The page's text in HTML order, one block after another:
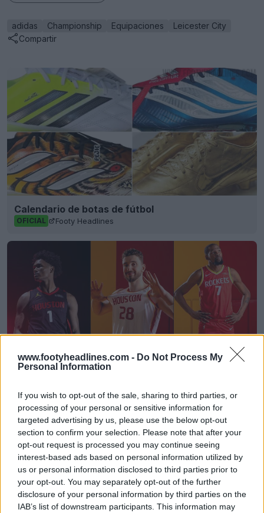
www.footyheadlines.com - Do Not Process My
Personal Information
If you wish to opt-out of the sale, sharing to third parties, or
processing of your personal or sensitive information for
targeted advertising by us, please use the below opt-out
section to confirm your selection. Please note that after your
opt-out request is processed you may continue seeing
interest-based ads based on personal information utilized by
us or personal information disclosed to third parties prior to
your opt-out. You may separately opt-out of the further
disclosure of your personal information by third parties on the
IAB’s list of downstream participants. This information may
adidas Championship Equipaciones
Leicester City
Compartir
Calendario de botas de fútbol
OFICIAL Footy Headlines
Reveladas las camisetas de los Houston Rockets
25-26 + Nuevo logotipo
OFICIAL Basketball Jersey Archive 1d